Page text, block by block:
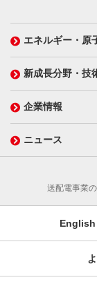
エネルギー・原
新成長分野・技
企業情報
ニュース
送配電事業
English